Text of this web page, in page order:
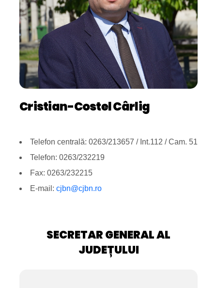
Cristian-Costel Cârlig
Telefon centrală: 0263/213657 / Int.112 / Cam. 51
Telefon: 0263/232219
Fax: 0263/232215
E-mail: cjbn@cjbn.ro
SECRETAR GENERAL AL
JUDEȚULUI